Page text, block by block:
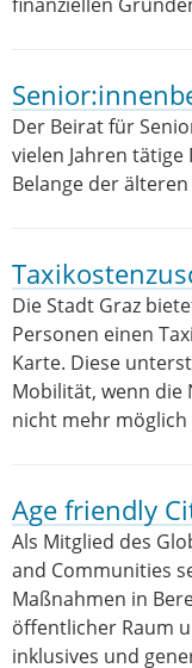
Der Beirat für
vielen Jahren
Belange der
Die Stadt Graz
Personen einen
Karte. Diese
Mobilität, wenn
nicht mehr möglich
Age friendly
Als Mitglied des
and Communities
Maßnahmen in
öffentlicher Raum
inklusives und